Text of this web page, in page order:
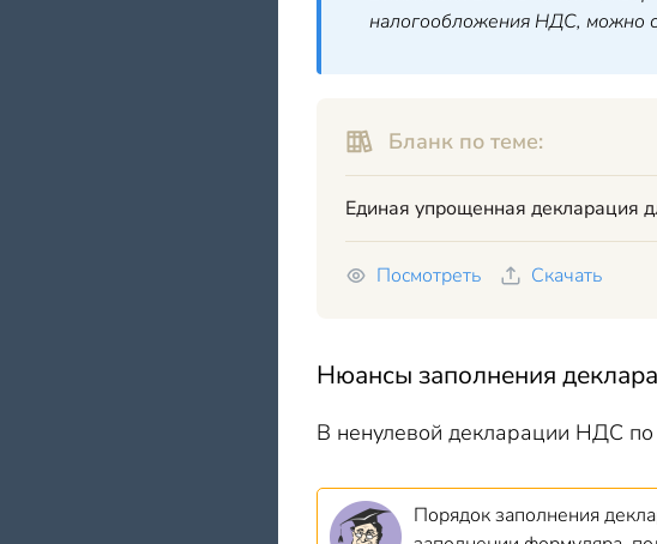
налогообложения НДС, можно
Бланк по теме:
Единая упрощенная
Посмотреть Скачать
Нюансы заполнения
В ненулевой декларации НДС по
Порядок заполнения